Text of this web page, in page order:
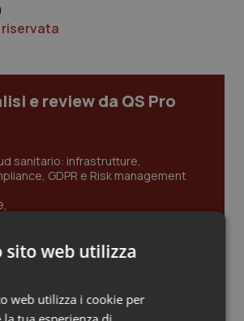
di Bolzano
di Trento
& Scompenso
e review da QS Pro
sanitario: infrastrutture,
GDPR e Risk management
Linee Guida alle terapie innovative
sito web utilizza
web utilizza i cookie per